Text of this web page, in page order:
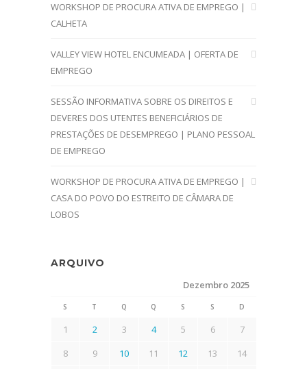
WORKSHOP DE PROCURA ATIVA DE EMPREGO |
CALHETA
VALLEY VIEW HOTEL ENCUMEADA | OFERTA DE
EMPREGO
SESSÃO INFORMATIVA SOBRE OS DIREITOS E
DEVERES DOS UTENTES BENEFICIÁRIOS DE
PRESTAÇÕES DE DESEMPREGO | PLANO PESSOAL
DE EMPREGO
WORKSHOP DE PROCURA ATIVA DE EMPREGO |
CASA DO POVO DO ESTREITO DE CÂMARA DE
LOBOS
ARQUIVO
Dezembro 2025
S T Q Q S S D
1 2 3 4 5 6
7
8
9 10 11 12 13
14